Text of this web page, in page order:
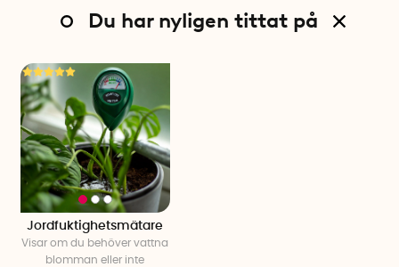
Du har nyligen tittat på
Jordfuktighetsmätare
Visar om du behöver vattna
blomman eller inte